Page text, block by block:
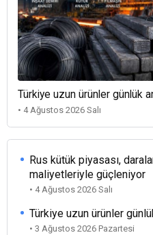
Türkiye uzun ürünler günlük
• 4 Ağustos 2026 Salı
Rus kütük piyasası,
maliyetleriyle güçleniyor
• 4 Ağustos 2026 Salı
Türkiye uzun ürünler
• 3 Ağustos 2026 Pazartesi